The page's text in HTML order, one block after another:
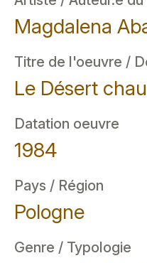
Magdalena
Titre de l'oeuvre /
Le Désert
Datation oeuvre
1984
Pays / Région
Pologne
Genre / Typologie